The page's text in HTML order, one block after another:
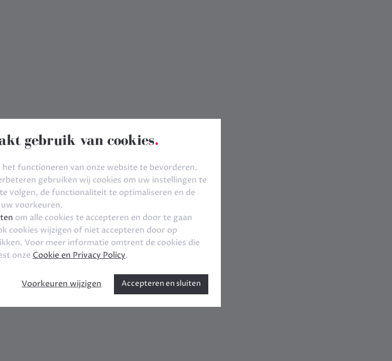
gebruik van cookies.
functioneren van onze website te bevorderen.
gebruiken wij cookies om uw instellingen te
volgen, de functionaliteit te optimaliseren en de
voorkeuren.
om alle cookies te accepteren en door te gaan
cookies wijzigen of niet accepteren door op
Voor meer informatie omtrent de cookies die
onze Cookie en Privacy Policy.
Accepteren en sluiten
Voorkeuren wijzigen